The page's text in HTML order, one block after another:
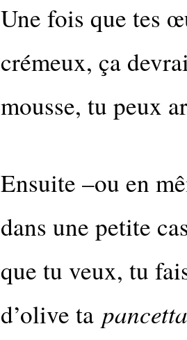
Une fois que tes
crémeux, ça
mousse, tu peux
Ensuite –ou en
dans une petite
que tu veux, tu
d’olive ta